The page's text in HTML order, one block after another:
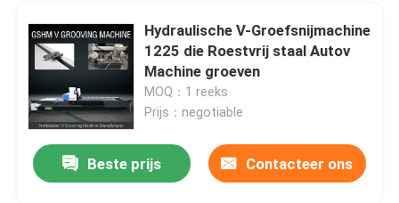
Hydraulische V-Groefsnijmachine
1225 die Roestvrij staal Autov
Machine groeven
MOQ：1 reeks
Prijs：negotiable
Beste prijs Contacteer ons